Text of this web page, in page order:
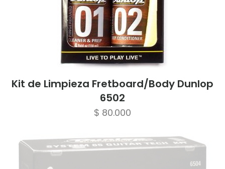
Kit de Limpieza Fretboard/Body Dunlop
6502
$ 80.000